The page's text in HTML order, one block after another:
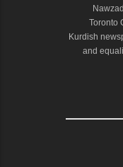
Toronto
Kurdish
and